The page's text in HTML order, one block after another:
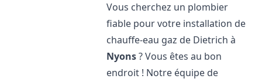
Vous cherchez un plombier
fiable pour votre installation de
chauffe-eau gaz de Dietrich à
Nyons? Vous êtes au bon
endroit ! Notre équipe de